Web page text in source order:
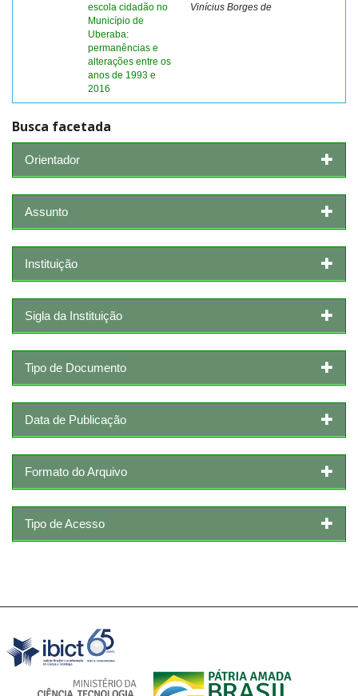
escola cidadão no
Município de
Uberaba:
permanências e
alterações entre os
anos de 1993 e
2016
Vinícius Borges de
Busca facetada
Orientador
Assunto
Instituição
Sigla da Instituição
Tipo de Documento
Data de Publicação
Formato do Arquivo
Tipo de Acesso